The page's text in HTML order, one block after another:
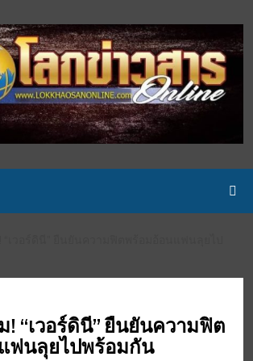
“เวอร์ดินี” ยืนยันความฟิต
ฟนลุยไปพร้อมกัน